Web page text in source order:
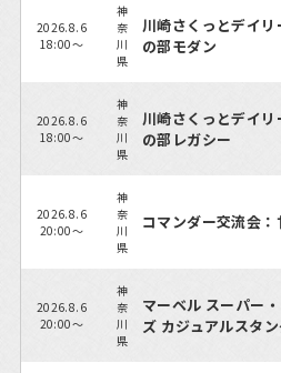
2026.8.6
18:00～
神
奈
川
県
川崎さくっとデイリ
の部モダン
2026.8.6
18:00～
神
奈
川
県
川崎さくっとデイリ
の部レガシー
2026.8.6
20:00～
神
奈
川
県
コマンダー交流会：
2026.8.6
20:00～
神
奈
川
県
マーベル スーパー
ズ カジュアルスタ